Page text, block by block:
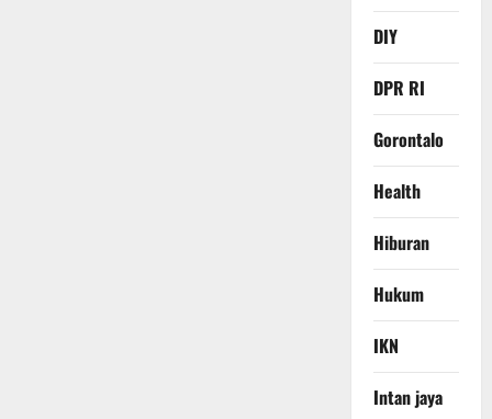
DIY
DPR RI
Gorontalo
Health
Hiburan
Hukum
IKN
Intan jaya